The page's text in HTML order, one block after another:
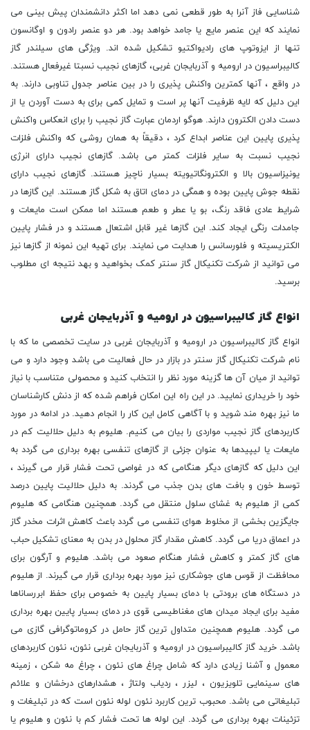
شناسایی فاز آنرا به طور قطعی نمی دهد اما اکثر دانشمندان پیش بینی می
نمایند که این عنصر مایع یا جامد خواهد بود. هر دو عنصر رادون و اوگانسون
تنها از ایزوتوپ های رادیواکتیو تشکیل شده اند. ویژگی های سیلندر گاز
کالیبراسیون در ارومیه و آذربایجان غربی، گازهای نجیب نسبتا غیرفعال هستند.
در واقع ، آنها کمترین واکنش پذیری را در بین عناصر جدول تناوبی دارند. به
این دلیل که لایه ظرفیت آنها پر است و تمایل کمی برای به دست آوردن یا از
دست دادن الکترون دارند. هوگو اردمان عبارت گاز نجیب را برای انعکاس واکنش
پذیری پایین این عناصر ابداع کرد ، دقیقاً به همان روشی که واکنش فلزات
نجیب نسبت به سایر فلزات کمتر می باشد. گازهای نجیب دارای انرژی
یونیزاسیون بالا و الکترونگاتیویته بسیار ناچیز هستند. گازهای نجیب دارای
نقطه جوش پایین بوده و همگی در دمای اتاق به شکل گاز هستند. این گازها در
شرایط عادی فاقد رنگ، بو یا عطر و طعم هستند اما ممکن است مایعات و
جامدات رنگی ایجاد کند. این گازها غیر قابل اشتعال هستند و در فشار پایین
الکتریسیته و فلورسانس را هدایت می نمایند. برای تهیه این نمونه از گازها نیز
می توانید از شرکت تکنیکال گاز سنتر کمک بخواهید و بهد نتیجه ای مطلوب
برسید.
انواع گاز کالیبراسیون در ارومیه و آذربایجان غربی
انواع گاز کالیبراسیون در ارومیه و آذربایجان غربی در سایت تخصصی ما که با
نام شرکت تکنیکال گاز سنتر در بازار در حال فعالیت می باشد وجود دارد و می
توانید از میان آن ها گزینه مورد نظر را انتخاب کنید و محصولی متناسب با نیاز
خود را خریداری نمایید. در این راه این امکان فراهم شده که از دنش کارشناسان
ما نیز بهره مند شوید و با آگاهی کامل این کار را انجام دهید. در ادامه در مورد
کاربردهای گاز نجیب مواردی را بیان می کنیم. هلیوم به دلیل حلالیت کم در
مایعات یا لیپیدها به عنوان جزئی از گازهای تنفسی بهره برداری می گردد به
این دلیل که گازهای دیگر هنگامی که در غواصی تحت فشار قرار می گیرند ،
توسط خون و بافت های بدن جذب می گردند. به دلیل حلالیت پایین درصد
کمی از هلیوم به غشای سلول منتقل می گردد. همچنین هنگامی که هلیوم
جایگزین بخشی از مخلوط هوای تنفسی می گردد باعث کاهش اثرات مخدر گاز
در اعماق دریا می گردد. کاهش مقدار گاز محلول در بدن به معنای تشکیل حباب
های گاز کمتر و کاهش فشار هنگام صعود می باشد. هلیوم و آرگون برای
محافظت از قوس های جوشکاری نیز مورد بهره برداری قرار می گیرند. از هلیوم
در دستگاه های برودتی با دمای بسیار پایین به خصوص برای حفظ ابررساناها
مفید برای ایجاد میدان های مغناطیسی قوی در دمای بسیار پایین بهره برداری
می گردد. هلیوم همچنین متداول ترین گاز حامل در کروماتوگرافی گازی می
باشد. خرید گاز کالیبراسیون در ارومیه و آذربایجان غربی نئون، نئون کاربردهای
معمول و آشنا زیادی دارد که شامل چراغ های نئون ، چراغ مه شکن ، زمینه
های سینمایی تلویزیون ، لیزر ، ردیاب ولتاژ ، هشدارهای درخشان و علائم
تبلیغاتی می باشد. محبوب ترین کاربرد نئون لوله نئون است که در تبلیغات و
تزئینات بهره برداری می گردد. این لوله ها تحت فشار کم با نئون و هلیوم یا